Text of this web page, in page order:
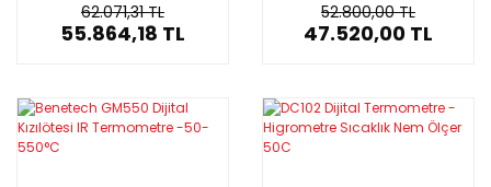
62.071,31 TL
55.864,18 TL
52.800,00 TL
47.520,00 TL